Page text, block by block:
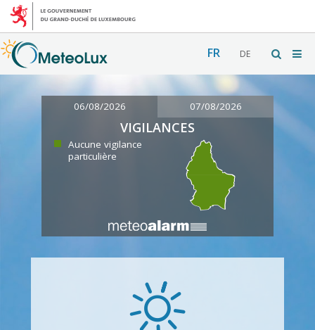
FR DE
06/08/2026 07/08/2026
VIGILANCES
Aucune vigilance
particulière